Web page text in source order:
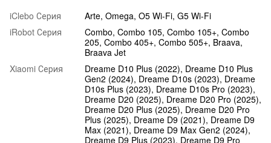
iClebo Серия
Arte, Omega, O5 Wi-Fi, G5 Wi-Fi
iRobot Серия
Combo, Combo 105, Combo 105+, Combo
205, Combo 405+, Combo 505+, Braava,
Braava Jet
Xiaomi Серия
Dreame D10 Plus (2022), Dreame D10 Plus
Gen2 (2024), Dreame D10s (2023), Dreame
D10s Plus (2023), Dreame D10s Pro (2023),
Dreame D20 (2025), Dreame D20 Pro (2025),
Dreame D20 Plus (2025), Dreame D20 Pro
Plus (2025), Dreame D9 (2021), Dreame D9
Max (2021), Dreame D9 Max Gen2 (2024),
Dreame D9 Plus (2023), Dreame D9 Pro